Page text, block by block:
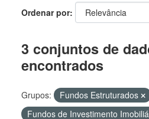
Ordenar por
3 conjuntos de
encontrados
Grupos:
Fundos Estruturados
Fundos de Investimento